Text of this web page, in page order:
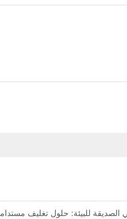
الصديقة للبيئة: حلول تغليف